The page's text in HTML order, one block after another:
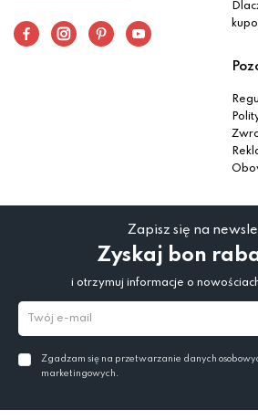
Zapisz się na
Zyskaj bon
i otrzymuj informacje o
Zgadzam się na przetwarzanie danych
marketingowych.